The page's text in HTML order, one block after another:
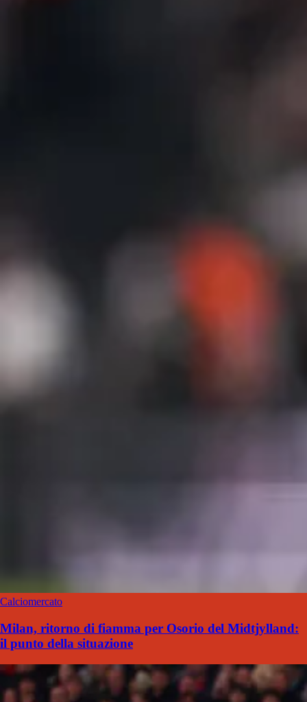
Calciomercato
Milan, ritorno di fiamma per Osorio del Midtjylland:
il punto della situazione